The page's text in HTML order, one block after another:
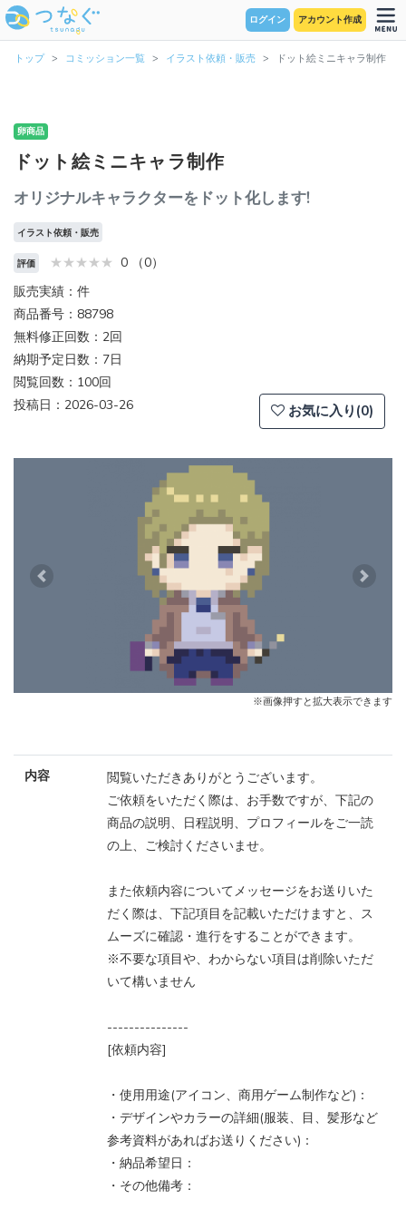
ログイン アカウント作成
トップ コミッション一覧 イラスト依頼・販売 ドット絵ミニキャラ制作
卵商品
ドット絵ミニキャラ制作
オリジナルキャラクターをドット化します!
イラスト依頼・販売
評価
0 （0）
販売実績：件
商品番号：88798
無料修正回数：2回
納期予定日数：7日
閲覧回数：100回
投稿日：2026-03-26
お気に入り(0)
Previous Next
※画像押すと拡大表示できます
内容
閲覧いただきありがとうございます。
ご依頼をいただく際は、お手数ですが、下記の
商品の説明、日程説明、プロフィールをご一読
の上、ご検討くださいませ。
また依頼内容についてメッセージをお送りいた
だく際は、下記項目を記載いただけますと、ス
ムーズに確認・進行をすることができます。
※不要な項目や、わからない項目は削除いただ
いて構いません
---------------
[依頼内容]
・使用用途(アイコン、商用ゲーム制作など)：
・デザインやカラーの詳細(服装、目、髪形など
参考資料があればお送りください)：
・納品希望日：
・その他備考：